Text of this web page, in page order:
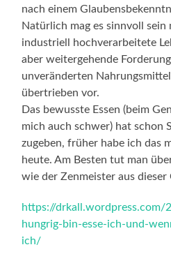
nach einem
Natürlich mag es sinnvoll sein
industriell hochverarbeitete
aber weitergehende
unveränderten
übertrieben vor.
Das bewusste Essen (beim
mich auch schwer) hat schon
zugeben, früher habe ich das
heute. Am Besten tut man
wie der Zenmeister aus dieser
https://
hungrig-bin-esse-ich-und-
ich/